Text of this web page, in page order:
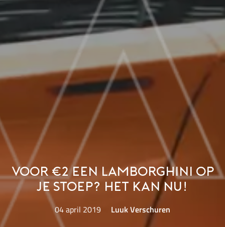
Voor €2 een Lamborghini op
je stoep? Het kan nu!
04 april 2019 Luuk Verschuren